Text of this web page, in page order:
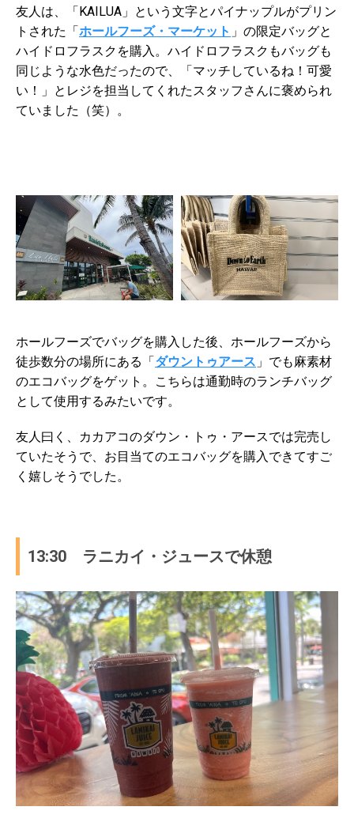
友人は、「KAILUA」という文字とパイナップルがプリン
トされた「 ホールフーズ・マーケット 」の限定バッグと
ハイドロフラスクを購入。ハイドロフラスクもバッグも
同じような水色だったので、「マッチしているね！可愛
い！」とレジを担当してくれたスタッフさんに褒められ
ていました（笑）。
ホールフーズでバッグを購入した後、ホールフーズから
徒歩数分の場所にある「ダウントゥアース 」でも麻素材
のエコバッグをゲット。こちらは通勤時のランチバッグ
として使用するみたいです。
友人曰く、カカアコのダウン・トゥ・アースでは完売し
ていたそうで、お目当てのエコバッグを購入できてすご
く嬉しそうでした。
13:30 ラニカイ・ジュースで休憩